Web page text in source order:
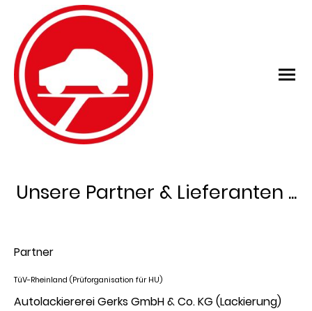
Unsere Partner & Lieferanten ...
Partner
TüV-Rheinland (Prüforganisation für HU)
Autolackiererei Gerks GmbH & Co. KG (Lackierung)